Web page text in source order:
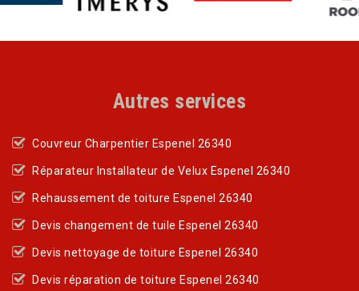
Autres services
Couvreur Charpentier Espenel 26340
Réparateur Installateur de Velux Espenel 26340
Rehaussement de toiture Espenel 26340
Devis changement de tuile Espenel 26340
Devis nettoyage de toiture Espenel 26340
Devis réparation de toiture Espenel 26340